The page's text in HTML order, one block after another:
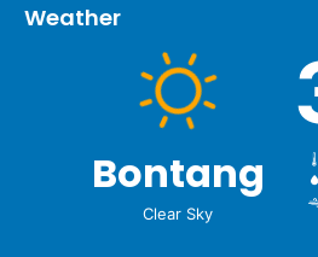
Weather
Bontang
Clear Sky